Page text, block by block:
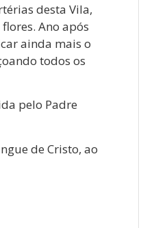
desta Vila,
Ano após
ainda mais o
todos os
pelo Padre
de Cristo, ao